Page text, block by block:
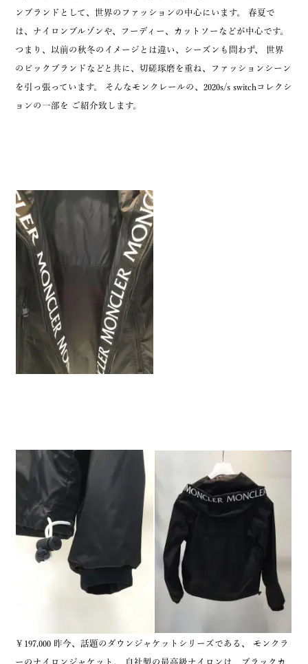
ンブランドとして、世界のファッションの中心にいます。 春夏で
は、ナイロンブルゾンや、フーディー、カットソーなどが中心です。
つまり、以前の秋冬のイメージとは違い、シーズンも問わず、 世界
のビックブランドなどと共に、切磋琢磨を重ね、ファッションシーン
を引っ張っています。 そんなモンクレールの、2020s/s switchコレクシ
ョンの一部を ご紹介致します。
￥197,000 昨今、話題のダウンジャケットシリーズである、 モンクラ